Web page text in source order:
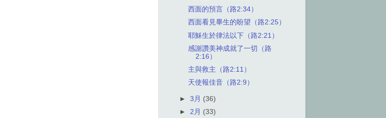
西面的預言（路2:34）
西面看見畢生的盼望（路2:25）
耶穌生於律法以下（路2:21）
感謝讚美神成就了一切（路
2:16）
主與救主（路2:11）
天使報佳音（路2:9）
►3月 (36)
► 2月 (33)